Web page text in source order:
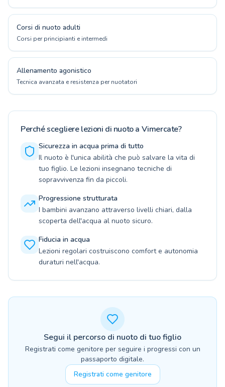
Corsi di nuoto adulti
Corsi per principianti e intermedi
Allenamento agonistico
Tecnica avanzata e resistenza per nuotatori
Perché scegliere lezioni di nuoto a Vimercate?
Sicurezza in acqua prima di tutto
Il nuoto è l'unica abilità che può salvare la vita di
tuo figlio. Le lezioni insegnano tecniche di
sopravvivenza fin da piccoli.
Progressione strutturata
I bambini avanzano attraverso livelli chiari, dalla
scoperta dell'acqua al nuoto sicuro.
Fiducia in acqua
Lezioni regolari costruiscono comfort e autonomia
duraturi nell'acqua.
Segui il percorso di nuoto di tuo figlio
Registrati come genitore per seguire i progressi con un
passaporto digitale.
Registrati come genitore